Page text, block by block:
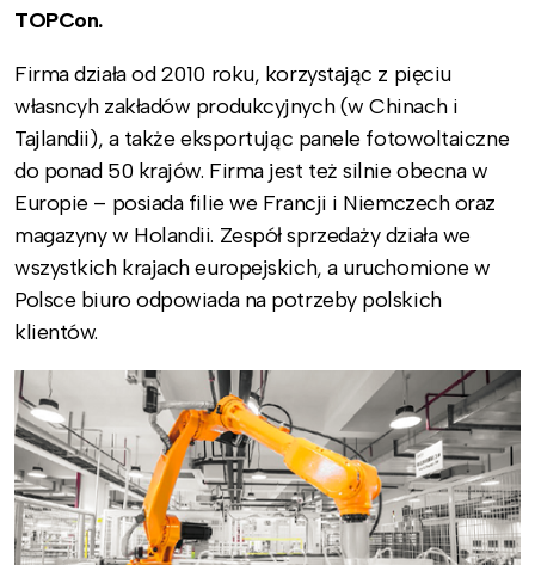
TOPCon.
Firma działa od 2010 roku, korzystając z pięciu
własncyh zakładów produkcyjnych (w Chinach i
Tajlandii), a także eksportując panele fotowoltaiczne
do ponad 50 krajów. Firma jest też silnie obecna w
Europie – posiada filie we Francji i Niemczech oraz
magazyny w Holandii. Zespół sprzedaży działa we
wszystkich krajach europejskich, a uruchomione w
Polsce biuro odpowiada na potrzeby polskich
klientów.